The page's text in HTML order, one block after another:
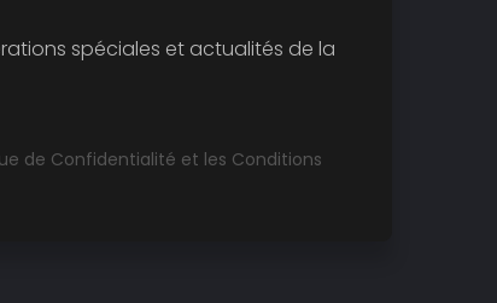
spéciales et actualités de la
de Confidentialité et les Conditions